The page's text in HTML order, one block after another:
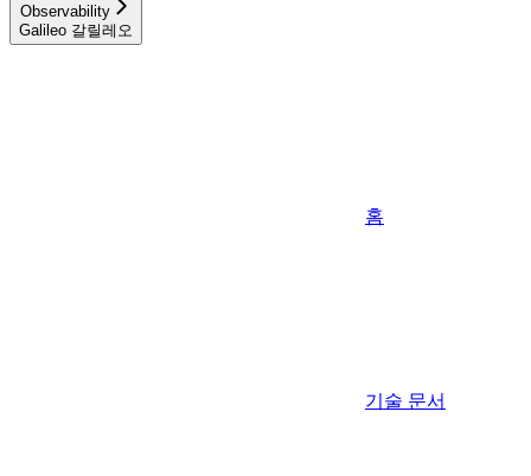
Observability
Galileo 갈릴레오
홈
기술 문서